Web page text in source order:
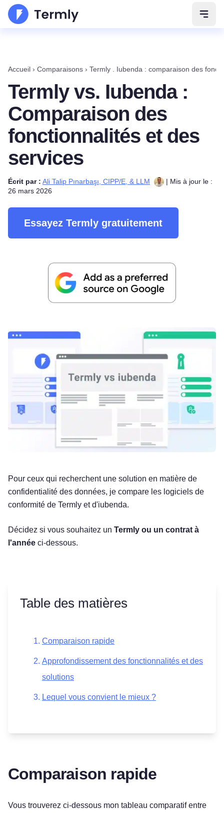
Accueil › Comparaisons › Termly . Iubenda : comparaison des
Termly vs. Iubenda :
Comparaison des
fonctionnalités et des
services
Écrit par : Ali Talip Pınarbaşı, CIPP/E, & LLM
| Mis à jour le :
26 mars 2026
Essayez Termly gratuitement
Pour ceux qui recherchent une solution en matière de
confidentialité des données, je compare les logiciels de
conformité de Termly et d'iubenda.
Décidez si vous souhaitez un Termly ou un contrat à
l'année ci-dessous.
Table des matières
Comparaison rapide
Approfondissement des fonctionnalités et des
solutions
Lequel vous convient le mieux ?
Comparaison rapide
Vous trouverez ci-dessous mon tableau comparatif entre